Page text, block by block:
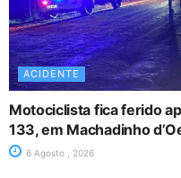
ACIDENTE
Motociclista fica ferido
133, em Machadinho
6 Agosto , 2026